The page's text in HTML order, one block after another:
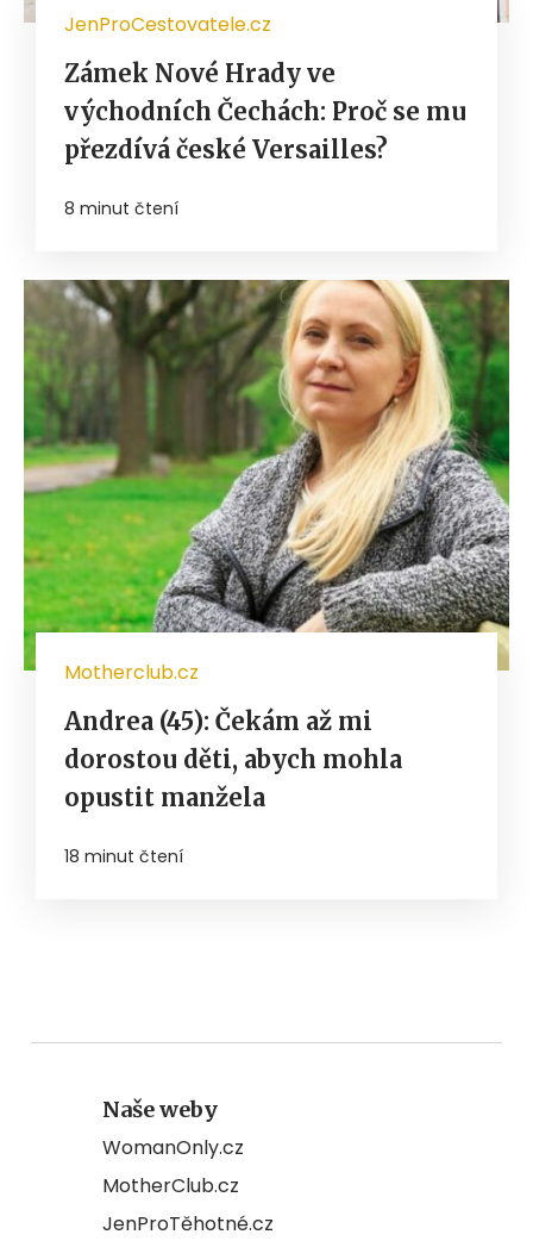
JenProCestovatele.cz
Zámek Nové Hrady ve
východních Čechách: Proč se mu
přezdívá české Versailles?
8 minut čtení
Motherclub.cz
Andrea (45): Čekám až mi
dorostou děti, abych mohla
opustit manžela
18 minut čtení
Naše weby
WomanOnly.cz
MotherClub.cz
JenProTěhotné.cz